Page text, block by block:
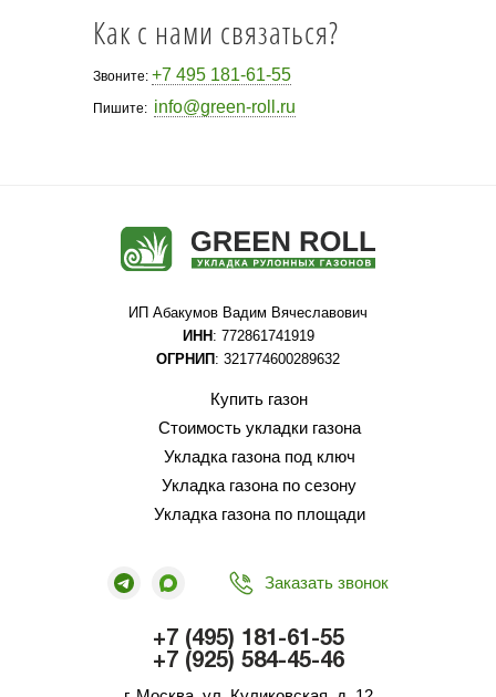
Как с нами связаться?
Звоните: +7 495 181-61-55
Пишите: info@green-roll.ru
ИП Абакумов Вадим Вячеславович
ИНН: 772861741919
ОГРНИП: 321774600289632
Купить газон
Стоимость укладки газона
Укладка газона под ключ
Укладка газона по сезону
Укладка газона по площади
Заказать звонок
+7 (495) 181-61-55
+7 (925) 584-45-46